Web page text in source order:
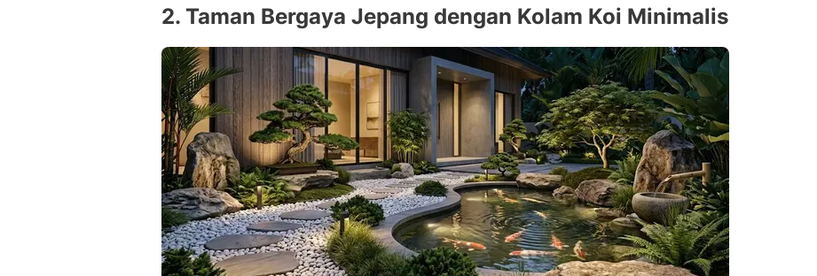
2. Taman Bergaya Jepang dengan Kolam Koi Minimalis